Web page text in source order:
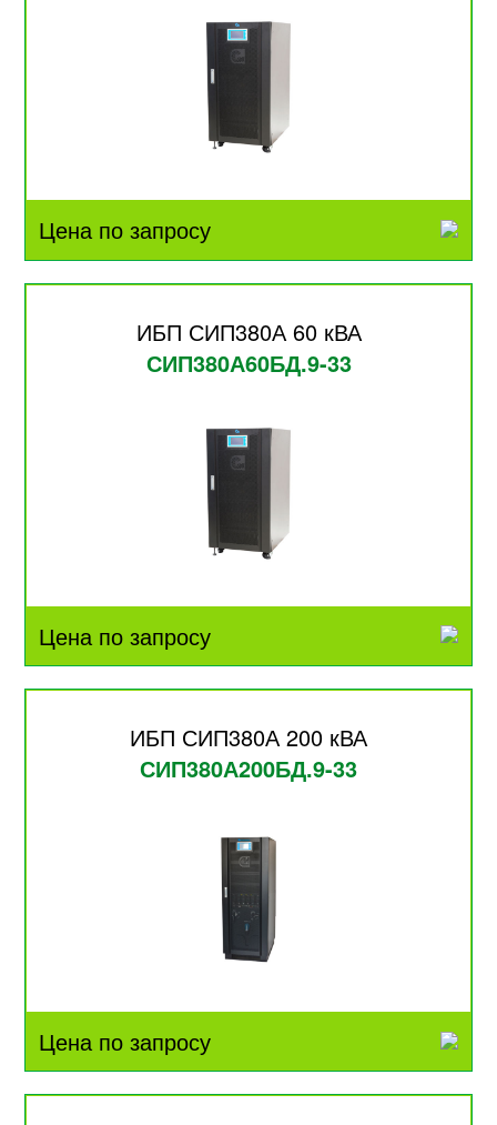
Цена по запросу
ИБП СИП380А 60 кВА
СИП380А60БД.9-33
Цена по запросу
ИБП СИП380А 200 кВА
СИП380А200БД.9-33
Цена по запросу